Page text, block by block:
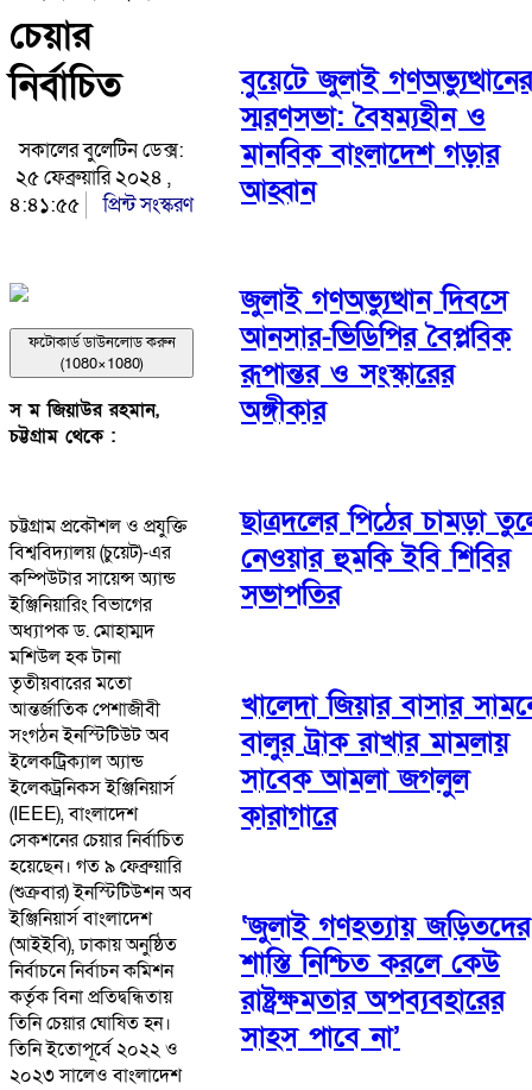
চেয়ার
নির্বাচিত
সকালের বুলেটিন ডেক্স:
২৫ ফেব্রুয়ারি ২০২৪ ,
৪:৪১:৫৫
প্রিন্ট সংস্করণ
ফটোকার্ড ডাউনলোড করুন
(1080×1080)
স ম জিয়াউর রহমান,
চট্টগ্রাম থেকে :
চট্টগ্রাম প্রকৌশল ও প্রযুক্তি
বিশ্ববিদ্যালয় (চুয়েট)-এর
কম্পিউটার সায়েন্স অ্যান্ড
ইঞ্জিনিয়ারিং বিভাগের
অধ্যাপক ড. মোহাম্মদ
মশিউল হক টানা
তৃতীয়বারের মতো
আন্তর্জাতিক পেশাজীবী
সংগঠন ইনস্টিটিউট অব
ইলেকট্রিক্যাল অ্যান্ড
ইলেকট্রনিকস ইঞ্জিনিয়ার্স
(IEEE), বাংলাদেশ
সেকশনের চেয়ার নির্বাচিত
হয়েছেন। গত ৯ ফেব্রুয়ারি
(শুক্রবার) ইনস্টিটিউশন অব
ইঞ্জিনিয়ার্স বাংলাদেশ
(আইইবি), ঢাকায় অনুষ্ঠিত
নির্বাচনে নির্বাচন কমিশন
কর্তৃক বিনা প্রতিদ্বন্ধিতায়
তিনি চেয়ার ঘোষিত হন।
তিনি ইতোপূর্বে ২০২২ ও
২০২৩ সালেও বাংলাদেশ
বুয়েটে জুলাই গণঅভ্যুত্থানের
স্মরণসভা: বৈষম্যহীন ও
মানবিক বাংলাদেশ গড়ার
আহ্বান
জুলাই গণঅভ্যুত্থান দিবসে
আনসার-ভিডিপির বৈপ্লবিক
রূপান্তর ও সংস্কারের
অঙ্গীকার
ছাত্রদলের পিঠের চামড়া
নেওয়ার হুমকি ইবি শিবির
সভাপতির
খালেদা জিয়ার বাসার
বালুর ট্রাক রাখার মামলায়
সাবেক আমলা জগলুল
কারাগারে
‘জুলাই গণহত্যায় জড়িতদের
শাস্তি নিশ্চিত করলে কেউ
রাষ্ট্রক্ষমতার অপব্যবহারের
সাহস পাবে না’